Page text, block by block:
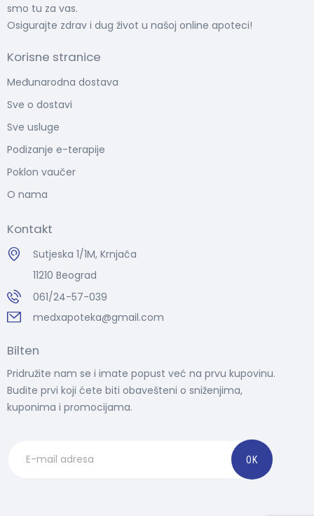
smo tu za vas.
Osigurajte zdrav i dug život u našoj online apoteci!
Korisne stranice
Međunarodna dostava
Sve o dostavi
Sve usluge
Podizanje e-terapije
Poklon vaučer
O nama
Kontakt
Sutjeska 1/1M, Krnjača
11210 Beograd
061/24-57-039
medxapoteka@gmail.com
Bilten
Pridružite nam se i imate popust već na prvu kupovinu.
Budite prvi koji ćete biti obavešteni o sniženjima,
kuponima i promocijama.